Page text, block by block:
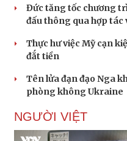
Đức tăng tốc chương
đấu thông qua hợp tác
Thực hư việc Mỹ cạn
đắt tiền
Tên lửa đạn đạo Nga
phòng không Ukraine
NGƯỜI VIỆT